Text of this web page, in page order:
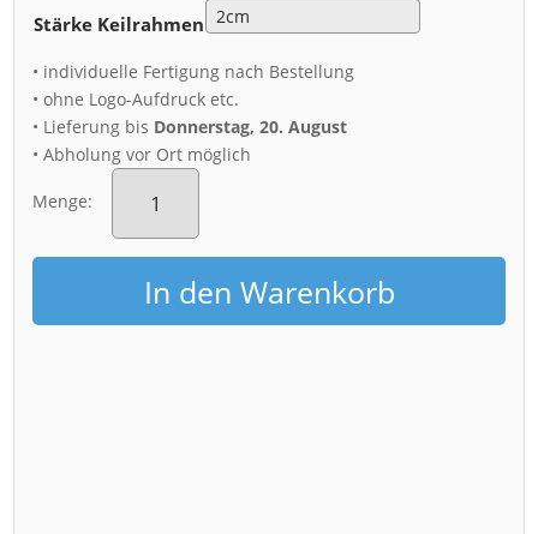
Stärke Keilrahmen
• individuelle Fertigung nach Bestellung
• ohne Logo-Aufdruck etc.
• Lieferung bis Donnerstag, 20. August
• Abholung vor Ort möglich
Menge:
Leinwand
(01572)
im
Herbst
MengeIn den Warenkorb